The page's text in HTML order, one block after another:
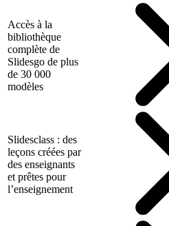
Accès à la
bibliothèque
complète de
Slidesgo de plus
de 30 000
modèles
Slidesclass : des
leçons créées par
des enseignants
et prêtes pour
l’enseignement